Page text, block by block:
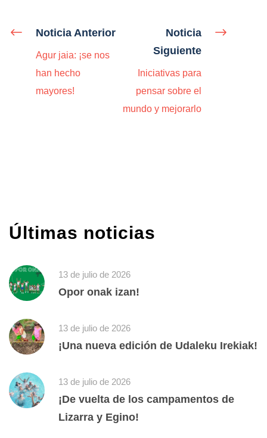
Noticia Anterior
Agur jaia: ¡se nos
han hecho
mayores!
Noticia
Siguiente
Iniciativas para
pensar sobre el
mundo y mejorarlo
Últimas noticias
13 de julio de 2026
Opor onak izan!
13 de julio de 2026
¡Una nueva edición de Udaleku Irekiak!
13 de julio de 2026
¡De vuelta de los campamentos de
Lizarra y Egino!